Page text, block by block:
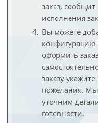
заказ, сообщит
исполнения
Вы можете
конфигурацию
оформить
заказу
пожелания. Мы
уточним
готовности.